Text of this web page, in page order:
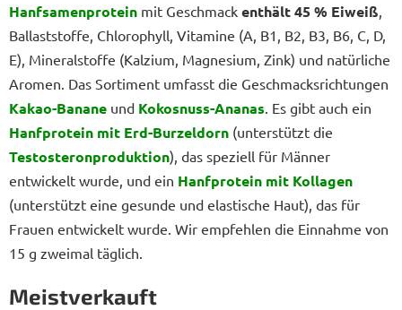
Hanfsamenprotein mit Geschmack enthält 45 % Eiweiß
Ballaststoffe, Chlorophyll, Vitamine (A, B1, B2, B3, B6, C, D,
E), Mineralstoffe (Kalzium, Magnesium, Zink) und natürliche
Aromen. Das Sortiment umfasst die Geschmacksrichtungen
Kakao-Banane und Kokosnuss-Ananas . Es gibt auch ein
Hanfprotein mit Erd-Burzeldorn (unterstützt die
Testosteronproduktion), das speziell für Männer
entwickelt wurde, und ein Hanfprotein mit Kollagen
(unterstützt eine gesunde und elastische Haut), das für
Frauen entwickelt wurde. Wir empfehlen die Einnahme von
15 g zweimal täglich.
Meistverkauft